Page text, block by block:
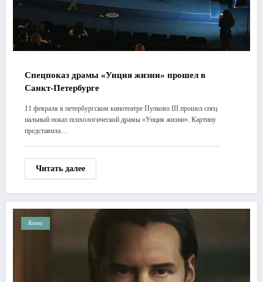
Спецпоказ драмы «Унция жизни» прошел в
Санкт-Петербурге
11 февраля в петербургском кинотеатре Пулково III прошел спец
иальный показ психологической драмы «Унция жизни». Картину
представила…
Читать далее
Кино